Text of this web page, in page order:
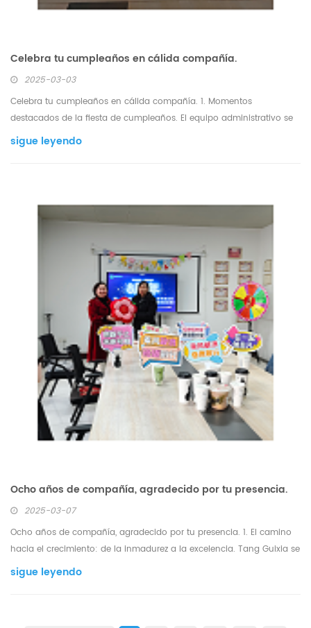
Celebra tu cumpleaños en cálida compañía.
2025-03-03
Celebra tu cumpleaños en cálida compañía. 1. Momentos
destacados de la fiesta de cumpleaños. El equipo administrativo se
puso en contacto con [Nanjing Rongwei Technology Co., Ltd.] con
antelación y personalizó el fondo de la pared de cumpleaños. El
sigue leyendo
Ocho años de compañía, agradecido por tu presencia.
2025-03-07
Ocho años de compañía, agradecido por tu presencia. 1. El camino
hacia el crecimiento: de la inmadurez a la excelencia. Tang Guixia se
unió a la empresa y comenzó en un puesto comercial. Gracias a su
dedicación, perseverancia y aprendizaje constantes, siempre logra el
sigue leyendo